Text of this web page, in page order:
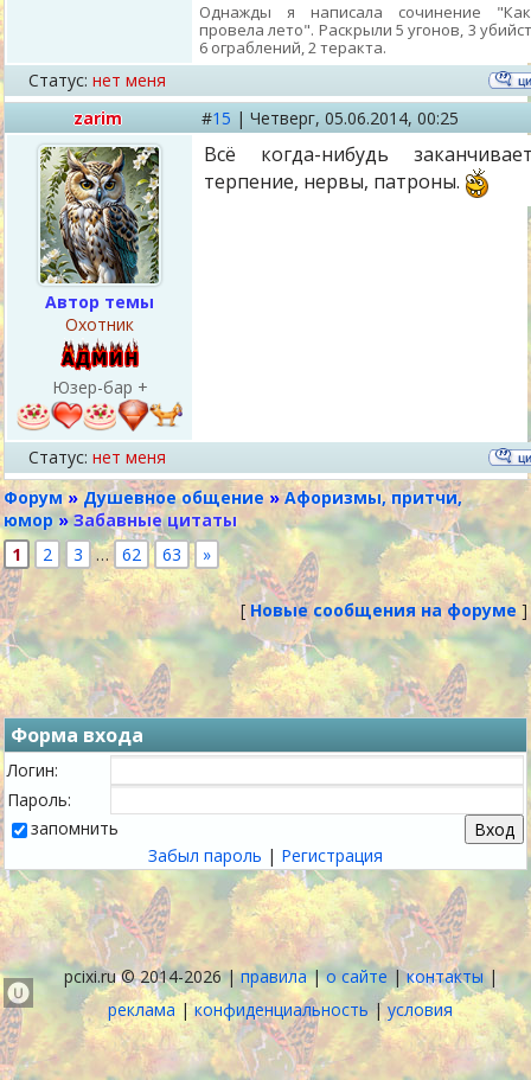
Однажды я написала сочинение
провела лето". Раскрыли 5 угонов, 3
6 ограблений, 2 теракта.
Статус: нет меня
zarim
#15 | Четверг, 05.06.2014, 00:25
Автор темы
Охотник
Юзер-бар +
Всё когда-нибудь
терпение, нервы, патроны.
Статус: нет меня
Форум » Душевное общение » Афоризмы, притчи,
юмор » Забавные цитаты
1
2 3 … 62 63 »
[ Новые сообщения на форуме ]
Форма входа
Логин:
Пароль:
запомнить
Забыл пароль | Регистрация
pcixi.ru © 2014-2026 |правила|о сайте |контакты|
реклама |конфиденциальность| условия